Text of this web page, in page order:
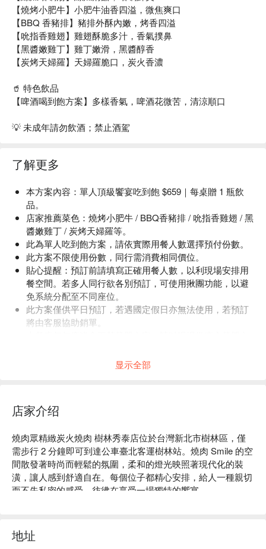
【燒烤小肥牛】小肥牛油香四溢，微焦爽口
【BBQ 香豬排】豬排外酥內嫩，烤香四溢
【吮指香雞翅】雞翅酥脆多汁，香氣撲鼻
【黑醬嫩雞丁】雞丁嫩滑，黑醬醇香
【炭烤天婦羅】天婦羅脆口，炭火香濃
🥤 特色飲品
【啤酒喝到飽方案】多樣香氣，啤酒花微苦，清涼順口
💡 未成年請勿飲酒；禁止酒駕
了解更多
本方案內容：單人頂級饗宴吃到飽 $659｜每桌贈 1 瓶飲
品。
店家推薦菜色：燒烤小肥牛 / BBQ香豬排 / 吮指香雞翅 / 黑
醬嫩雞丁 / 炭烤天婦羅等。
此為單人吃到飽方案，請依實際用餐人數選擇預付份數。
此方案不限使用份數，同行需消費相同價位。
貼心提醒：預訂前請填寫正確用餐人數，以利現場安排用
餐空間。若多人同行欲各別預訂，可使用揪團功能，以避
免系統分配至不同座位。
此方案僅供平日預訂，若遇國定假日亦無法使用，若預訂
將由客服協助銷單。
显示全部
店家介绍
燒肉眾精緻炭火燒肉 樹林秀泰店位於台灣新北市樹林區，僅
需步行 2 分鐘即可到達公車臺北客運樹林站。燒肉 Smile 的空
間散發著時尚而輕鬆的氛圍，柔和的燈光映照著現代化的裝
潢，讓人感到舒適自在。每個位子都精心安排，給人一種親切
而不失私密的感受，彷彿在享受一場獨特的饗宴。
驗的完美催化劑，加上啤酒喝到飽方案，讓每次聚會都充滿歡
樂與驚喜。這些精選項目不僅豐富了味蕾，更讓每次到訪都成
地址